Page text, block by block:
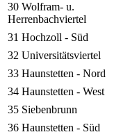
30 Wolfram- u.
Herrenbachviertel
31 Hochzoll - Süd
32 Universitätsviertel
33 Haunstetten - Nord
34 Haunstetten - West
35 Siebenbrunn
36 Haunstetten - Süd